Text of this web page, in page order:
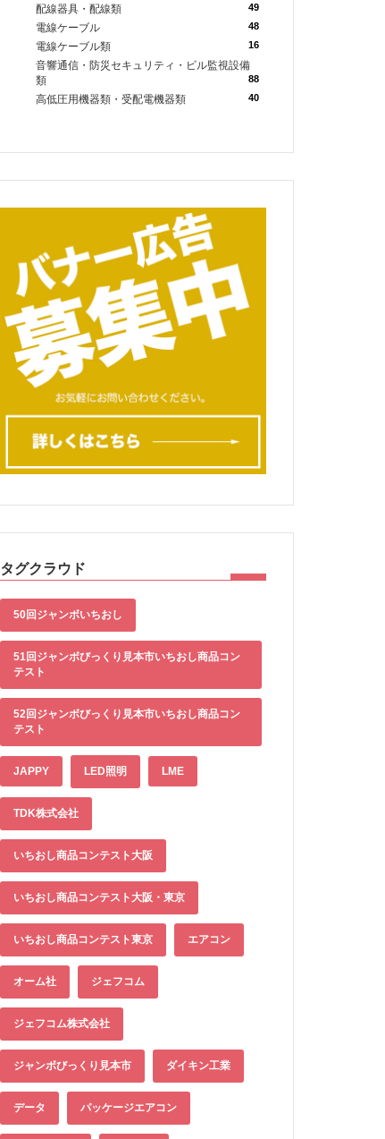
配線器具・配線類 49
電線ケーブル 48
電線ケーブル類 16
音響通信・防災セキュリティ・ビル監視設備
類
88
高低圧用機器類・受配電機器類 40
タグクラウド
50回ジャンボいちおし
51回ジャンボびっくり見本市いちおし商品コン
テスト
52回ジャンボびっくり見本市いちおし商品コン
テスト
JAPPY LED照明 LME
TDK株式会社
いちおし商品コンテスト大阪
いちおし商品コンテスト大阪・東京
いちおし商品コンテスト東京 エアコン
オーム社 ジェフコム
ジェフコム株式会社
ジャンボびっくり見本市 ダイキン工業
データ パッケージエアコン